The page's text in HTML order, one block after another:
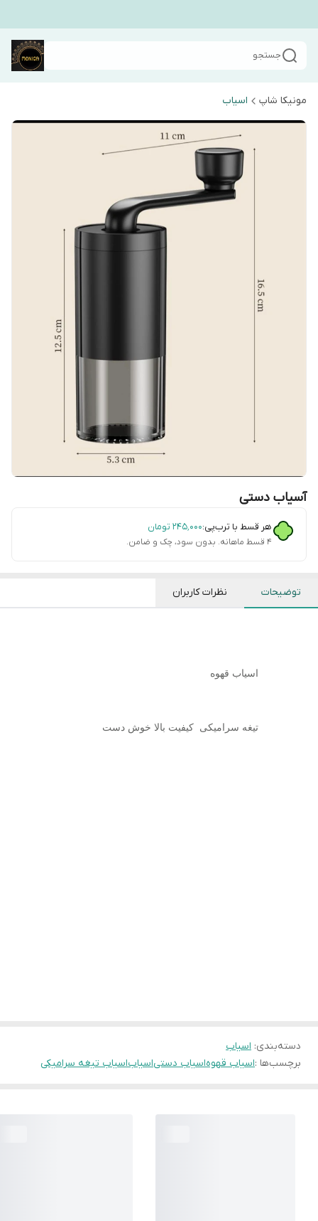
جستجو
مونیکا شاپ اسیاب
آسیاب دستی
هر قسط با ترب‌پی:۲۴۵٬۰۰۰ تومان
۴ قسط ماهانه. بدون سود، چک و ضامن.
توضیحات نظرات کاربران
اسیاب قهوه
تیغه سرامیکی کیفیت بالا خوش دست
دسته‌بندی: اسیاب
برچسب‌ها :اسیاب قهوهاسیاب دستیاسیاباسیاب تیغه سرامیکی